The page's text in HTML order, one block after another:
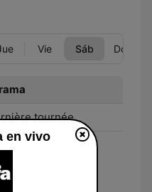
Vie Sáb Dom
tournée
en vivo